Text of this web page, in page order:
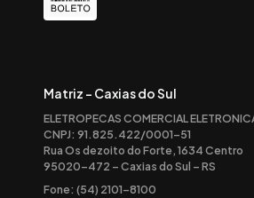
Matriz - Caxias do Sul
ELETROPECAS COMERCIAL
CNPJ: 91.825.422/0001-51
Rua Os dezoito do Forte, 1634 Centro
95020-472 – Caxias do Sul – RS
Fone: (54) 2101-8100